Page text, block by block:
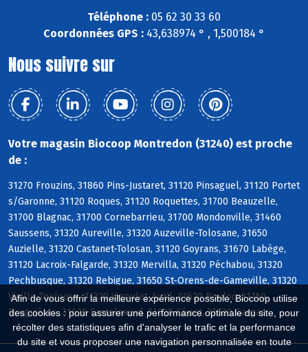
Afin de vous offrir la meilleure expérience possible, Biocoop utilise
des cookies : pour assurer une performance optimale du site, pour
récolter des statistiques afin d'analyser le trafic et la performance
du site et vous proposer une navigation personnalisée en toute
Téléphone : 05 62 30 33 60
Coordonnées GPS : 43,638974 ° , 1,500184 °
Nous suivre sur
Votre magasin Biocoop Montredon (31240) est proche
de :
31270 Frouzins, 31860 Pins-Justaret, 31120 Pinsaguel, 31120 Portet
s/Garonne, 31120 Roques, 31120 Roquettes, 31700 Beauzelle,
31700 Blagnac, 31700 Cornebarrieu, 31700 Mondonville, 31460
Saussens, 31320 Aureville, 31320 Auzeville-Tolosane, 31650
Auzielle, 31320 Castanet-Tolosan, 31120 Goyrans, 31670 Labège,
31120 Lacroix-Falgarde, 31320 Mervilla, 31320 Péchabou, 31320
Pechbusque, 31320 Rebigue, 31650 St-Orens-de-Gameville, 31320
Vieille-Toulouse, 31320 Vigoulet-Auzil, 31620 Bouloc, 31150
Bruguières, 31620 Castelnau-d, 31620 Cépet, 31620 Gargas